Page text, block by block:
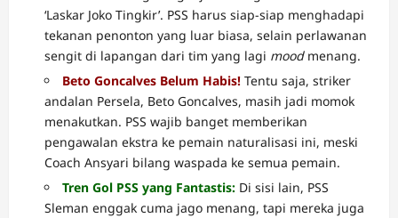
‘Laskar Joko Tingkir’. PSS harus siap-siap menghadapi
tekanan penonton yang luar biasa, selain perlawanan
sengit di lapangan dari tim yang lagi moodmenang.
Beto Goncalves Belum Habis! Tentu saja, striker
andalan Persela, Beto Goncalves, masih jadi momok
menakutkan. PSS wajib banget memberikan
pengawalan ekstra ke pemain naturalisasi ini, meski
Coach Ansyari bilang waspada ke semua pemain.
Tren Gol PSS yang Fantastis: Di sisi lain, PSS
Sleman enggak cuma jago menang, tapi mereka juga